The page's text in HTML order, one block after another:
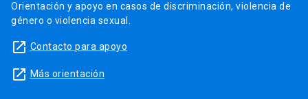
Orientación y apoyo en casos de discriminación, violencia de
género o violencia sexual.
launch Contacto para apoyo
launch Más orientación